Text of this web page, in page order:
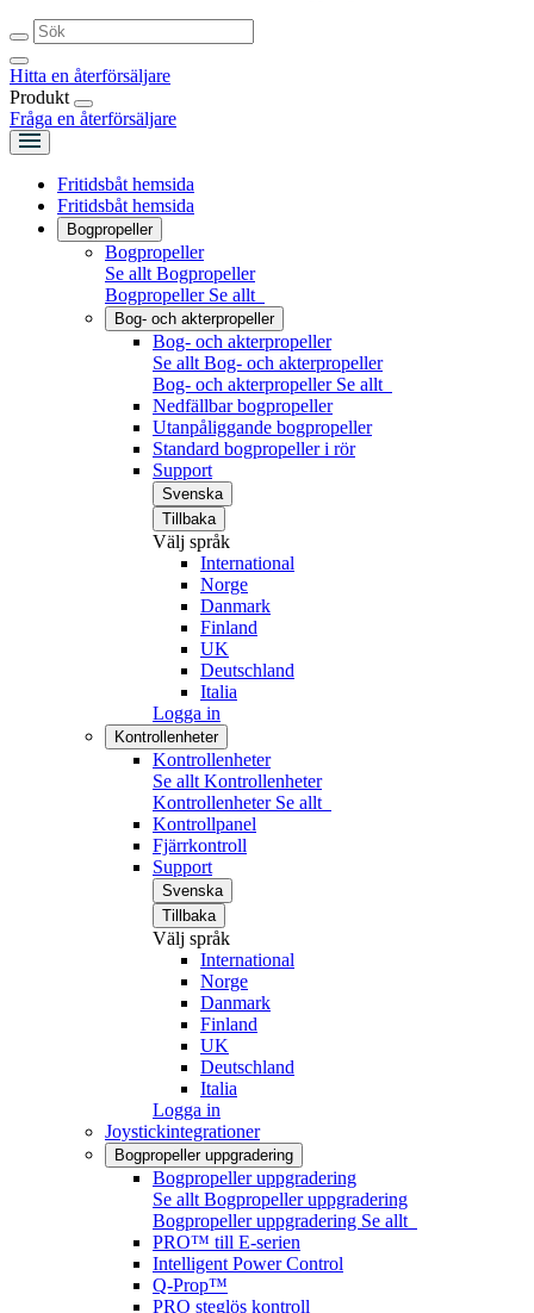
Hitta en återförsäljare
Produkt
Fråga en återförsäljare
Fritidsbåt hemsida
Fritidsbåt hemsida
Bogpropeller
Bogpropeller
Se allt Bogpropeller
Bogpropeller Se allt
Bog- och akterpropeller
Bog- och akterpropeller
Se allt Bog- och akterpropeller
Bog- och akterpropeller Se allt
Nedfällbar bogpropeller
Utanpåliggande bogpropeller
Standard bogpropeller i rör
Support
Svenska
Tillbaka
Välj språk
International
Norge
Danmark
Finland
UK
Deutschland
Italia
Logga in
Kontrollenheter
Kontrollenheter
Se allt Kontrollenheter
Kontrollenheter Se allt
Kontrollpanel
Fjärrkontroll
Support
Svenska
Tillbaka
Välj språk
International
Norge
Danmark
Finland
UK
Deutschland
Italia
Logga in
Joystickintegrationer
Bogpropeller uppgradering
Bogpropeller uppgradering
Se allt Bogpropeller uppgradering
Bogpropeller uppgradering Se allt
PRO™ till E-serien
Intelligent Power Control
Q-Prop™
PRO steglös kontroll